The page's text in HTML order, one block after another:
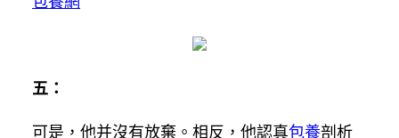
五：
可是，他并沒有放棄。相反，他認真包養剖析